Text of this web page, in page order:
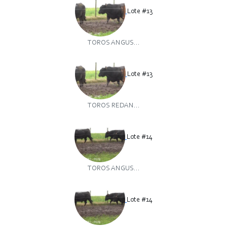
Lote #13
TOROS ANGUS...
Lote #13
TOROS REDAN...
Lote #14
TOROS ANGUS...
Lote #14